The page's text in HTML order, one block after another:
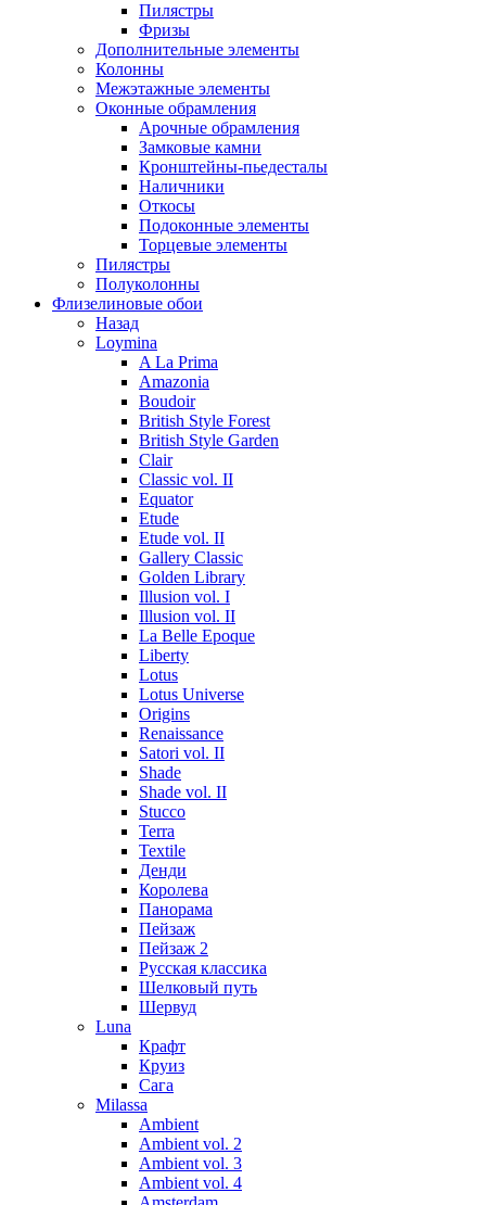
Пилястры
Фризы
Дополнительные элементы
Колонны
Межэтажные элементы
Оконные обрамления
Арочные обрамления
Замковые камни
Кронштейны-пьедесталы
Наличники
Откосы
Подоконные элементы
Торцевые элементы
Пилястры
Полуколонны
Флизелиновые обои
Назад
Loymina
A La Prima
Amazonia
Boudoir
British Style Forest
British Style Garden
Clair
Classic vol. II
Equator
Etude
Etude vol. II
Gallery Classic
Golden Library
Illusion vol. I
Illusion vol. II
La Belle Epoque
Liberty
Lotus
Lotus Universe
Origins
Renaissance
Satori vol. II
Shade
Shade vol. II
Stucco
Terra
Textile
Денди
Королева
Панорама
Пейзаж
Пейзаж 2
Русская классика
Шелковый путь
Шервуд
Luna
Крафт
Круиз
Сага
Milassa
Ambient
Ambient vol. 2
Ambient vol. 3
Ambient vol. 4